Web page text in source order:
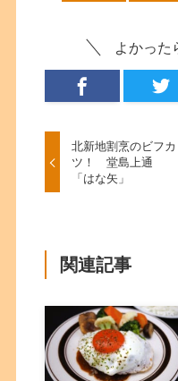
よかった
北新地割烹のビフカ
ツ！ 堂島上通
「はな矢」
関連記事